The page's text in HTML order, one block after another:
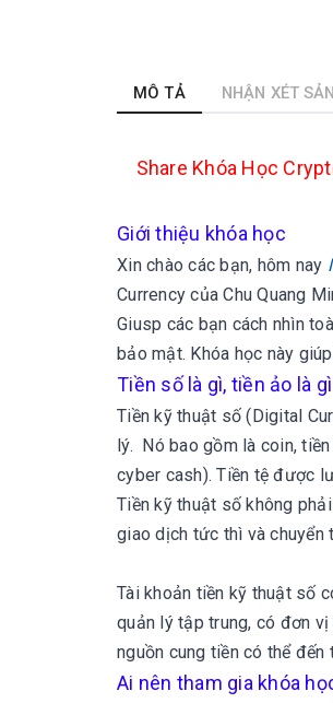
MÔ TẢ NHẬN XÉT
Share Khóa Học
Giới thiệu khóa học
Xin chào các bạn, hôm nay
Currency của Chu Quang
Giusp các bạn cách nhìn
bảo mật. Khóa học này
Tiền số là gì, tiền ảo là gì
Tiền kỹ thuật số (Digital
lý. Nó bao gồm là coin,
cyber cash). Tiền tệ được
Tiền kỹ thuật số không
giao dịch tức thì và chuyển
Tài khoản tiền kỹ thuật số
quản lý tập trung, có đơn
nguồn cung tiền có thể đến
Ai nên tham gia khóa